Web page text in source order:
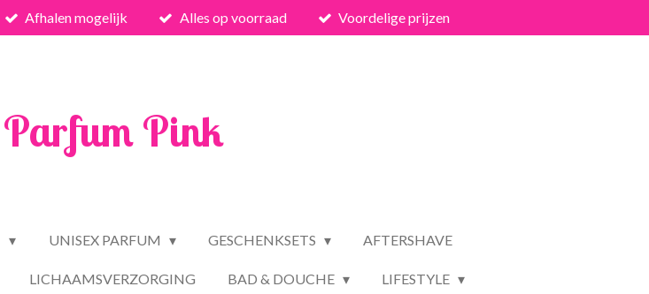
Afhalen mogelijk Alles op voorraad Voordelige prijzen
Parfum Pink
UNISEX PARFUM GESCHENKSETS AFTERSHAVE
LICHAAMSVERZORGING BAD & DOUCHE LIFESTYLE